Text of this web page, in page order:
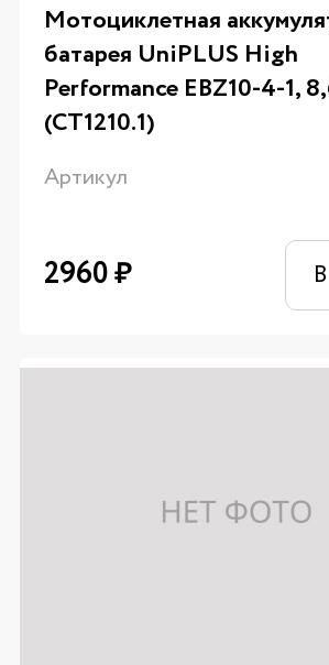
Мотоциклетная
батарея UniPLUS High
Performance EBZ10-4-1,
(CT1210.1)
Артикул
2960₽